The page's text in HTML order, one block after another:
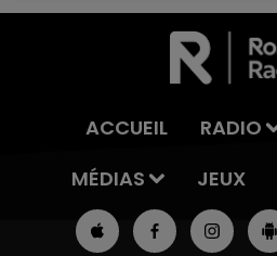
ACCUEIL RADIO
MÉDIAS
JEUX